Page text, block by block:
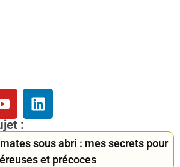
:
sous abri : mes secrets pour
et précoces